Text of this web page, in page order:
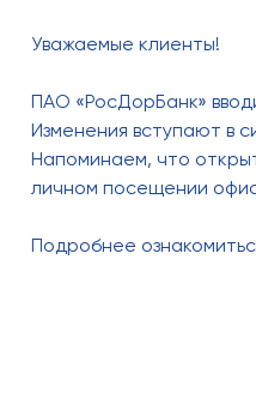
Уважаемые клиенты!
ПАО «РосДорБанк»
Изменения вступают в
Напоминаем, что
личном посещении
Подробнее